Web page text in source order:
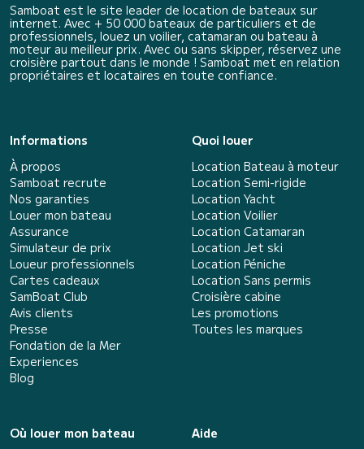
Samboat est le site leader de location de bateaux sur
internet. Avec + 50 000 bateaux de particuliers et de
professionnels, louez un voilier, catamaran ou bateau à
moteur au meilleur prix. Avec ou sans skipper, réservez une
croisière partout dans le monde ! Samboat met en relation
propriétaires et locataires en toute confiance.
Informations
À propos
Samboat recrute
Nos garanties
Louer mon bateau
Assurance
Simulateur de prix
Loueur professionnels
Cartes cadeaux
SamBoat Club
Avis clients
Presse
Fondation de la Mer
Experiences
Blog
Quoi louer
Location Bateau à moteur
Location Semi-rigide
Location Yacht
Location Voilier
Location Catamaran
Location Jet ski
Location Péniche
Location Sans permis
Croisière cabine
Les promotions
Toutes les marques
Où louer mon bateau
Aide